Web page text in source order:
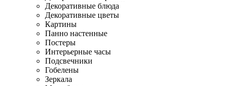
Декоративные блюда
Декоративные цветы
Картины
Панно настенные
Постеры
Интерьерные часы
Подсвечники
Гобелены
Зеркала